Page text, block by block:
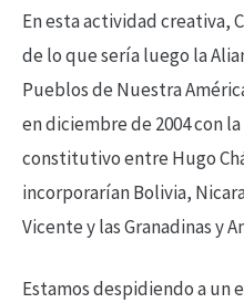
En esta actividad creativa,
de lo que sería luego la
Pueblos de Nuestra
en diciembre de 2004 con
constitutivo entre Hugo
incorporarían Bolivia,
Vicente y las Granadinas y
Estamos despidiendo a un